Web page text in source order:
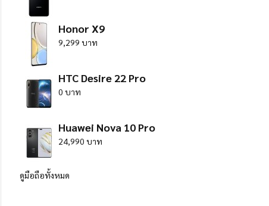
Honor X9
9,299 บาท
HTC Desire 22 Pro
0 บาท
Huawei Nova 10 Pro
24,990 บาท
ดูมือถือทั้งหมด